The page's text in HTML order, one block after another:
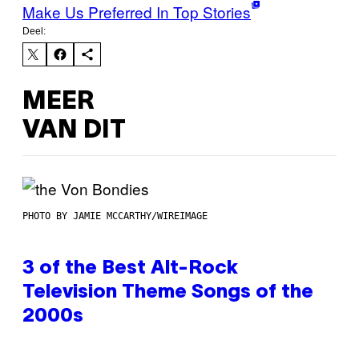
Make Us Preferred In Top Stories
Deel:
MEER
VAN DIT
PHOTO BY JAMIE MCCARTHY/WIREIMAGE
3 of the Best Alt-Rock
Television Theme Songs of the
2000s